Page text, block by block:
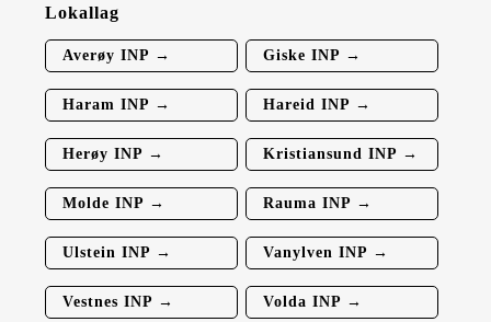
Lokallag
Averøy INP → Giske INP →
Haram INP → Hareid INP →
Herøy INP → Kristiansund INP →
Molde INP → Rauma INP →
Ulstein INP → Vanylven INP →
Vestnes INP → Volda INP →